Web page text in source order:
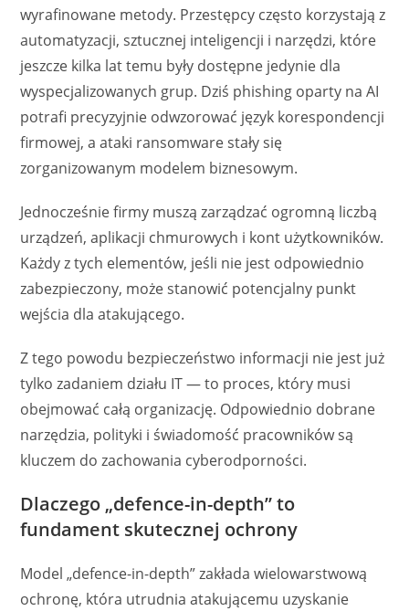
wyrafinowane metody. Przestępcy często korzystają z
automatyzacji, sztucznej inteligencji i narzędzi, które
jeszcze kilka lat temu były dostępne jedynie dla
wyspecjalizowanych grup. Dziś phishing oparty na AI
potrafi precyzyjnie odwzorować język korespondencji
firmowej, a ataki ransomware stały się
zorganizowanym modelem biznesowym.
Jednocześnie firmy muszą zarządzać ogromną liczbą
urządzeń, aplikacji chmurowych i kont użytkowników.
Każdy z tych elementów, jeśli nie jest odpowiednio
zabezpieczony, może stanowić potencjalny punkt
wejścia dla atakującego.
Z tego powodu bezpieczeństwo informacji nie jest już
tylko zadaniem działu IT — to proces, który musi
obejmować całą organizację. Odpowiednio dobrane
narzędzia, polityki i świadomość pracowników są
kluczem do zachowania cyberodporności.
Dlaczego „defence-in-depth” to
fundament skutecznej ochrony
Model „defence-in-depth” zakłada wielowarstwową
ochronę, która utrudnia atakującemu uzyskanie